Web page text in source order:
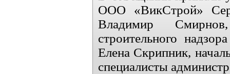
ООО «ВикСтрой»
Владимир
строительного
Елена Скрипник,
специалисты